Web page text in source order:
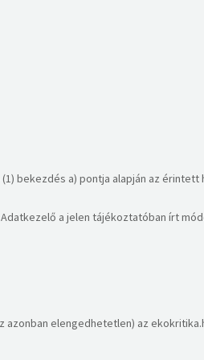
bekezdés a) pontja alapján az érintett
a jelen tájékoztatóban írt
elengedhetetlen) az